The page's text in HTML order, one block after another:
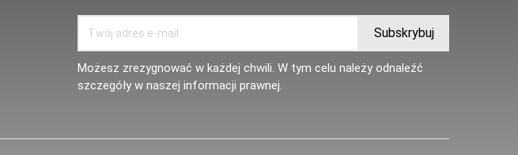
Możesz zrezygnować w każdej chwili. W tym celu należy odnaleźć
szczegóły w naszej informacji prawnej.